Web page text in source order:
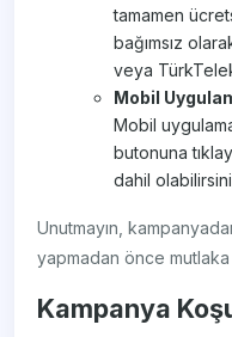
tamamen
bağımsız
veya
Mobil
Mobil
butonuna
dahil
Unutmayın,
yapmadan önce mutlaka
Kampanya